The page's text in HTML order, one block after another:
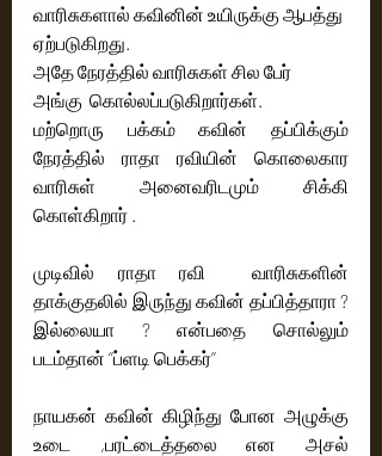
வாரிசுகளால் கவினின் உயிருக்கு ஆபத்து
ஏற்படுகிறது.
அதே நேரத்தில் வாரிசுகள் சில பேர்
அங்கு  கொல்லப்படுகிறார்கள்.
மற்றொரு பக்கம் கவின் தப்பிக்கும்
நேரத்தில் ராதா ரவியின் கொலைகார
வாரிசுள் அனைவரிடமும் சிக்கி
கொள்கிறார் .
முடிவில் ராதா ரவி  வாரிசுகளின்
தாக்குதலில் இருந்து கவின் தப்பித்தாரா ?
இல்லையா ? என்பதை சொல்லும்
படம்தான் ‘’ப்ளடி பெக்கர்’’
நாயகன் கவின் கிழிந்து போன அழுக்கு
உடை ,பரட்டைத்தலை என அசல்